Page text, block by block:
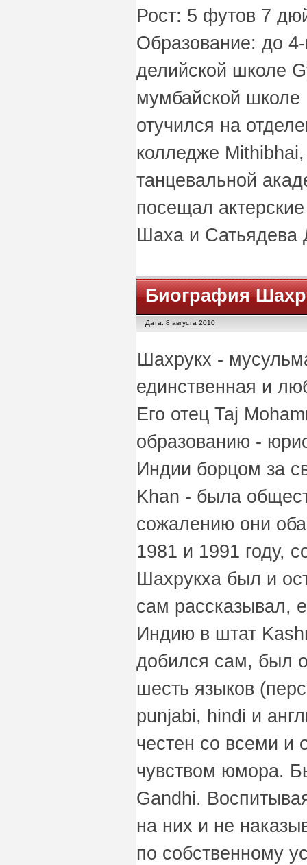
Рост: 5 футов 7
Образование: до
делийской школе
мумбайской школе
отучился на
колледже
танцевальной
посещал
Шаха и Сатьядева
Биография
Дата: 8 августа 2010
Шахрукх -
единственная и
Его отец Taj
образованию -
Индии борцом за
Khan - была
сожалению они
1981 и 1991 году,
Шахрукха был и
сам рассказывал,
Индию в штат
добился сам, был
шесть языков
punjabi, hindi и
честен со всеми и
чувством юмора.
Gandhi.
на них и не
по собственному